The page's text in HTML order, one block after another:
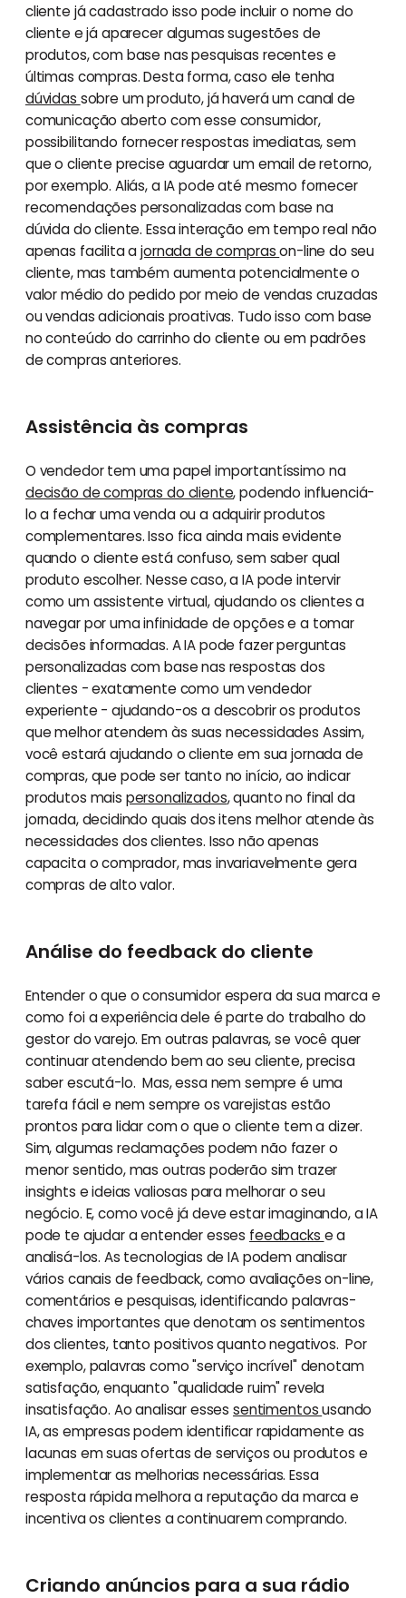
cliente já cadastrado isso pode incluir o nome do
cliente e já aparecer algumas sugestões de
produtos, com base nas pesquisas recentes e
últimas compras. Desta forma, caso ele tenha
dúvidas sobre um produto, já haverá um canal de
comunicação aberto com esse consumidor,
possibilitando fornecer respostas imediatas, sem
que o cliente precise aguardar um email de retorno,
por exemplo. Aliás, a IA pode até mesmo fornecer
recomendações personalizadas com base na
dúvida do cliente. Essa interação em tempo real não
apenas facilita ajornada de comprason-line do seu
cliente, mas também aumenta potencialmente o
valor médio do pedido por meio de vendas cruzadas
ou vendas adicionais proativas. Tudo isso com base
no conteúdo do carrinho do cliente ou em padrões
de compras anteriores.
Assistência às compras
O vendedor tem uma papel importantíssimo na
decisão de compras do cliente, podendo influenciá-
lo a fechar uma venda ou a adquirir produtos
complementares. Isso fica ainda mais evidente
quando o cliente está confuso, sem saber qual
produto escolher. Nesse caso, a IA pode intervir
como um assistente virtual, ajudando os clientes a
navegar por uma infinidade de opções e a tomar
decisões informadas. A IA pode fazer perguntas
personalizadas com base nas respostas dos
clientes - exatamente como um vendedor
experiente - ajudando-os a descobrir os produtos
que melhor atendem às suas necessidades Assim,
você estará ajudando o cliente em sua jornada de
compras, que pode ser tanto no início, ao indicar
produtos mais personalizados, quanto no final da
jornada, decidindo quais dos itens melhor atende às
necessidades dos clientes. Isso não apenas
capacita o comprador, mas invariavelmente gera
compras de alto valor.
Análise do feedback do cliente
Entender o que o consumidor espera da sua marca e
como foi a experiência dele é parte do trabalho do
gestor do varejo. Em outras palavras, se você quer
continuar atendendo bem ao seu cliente, precisa
saber escutá-lo. Mas, essa nem sempre é uma
tarefa fácil e nem sempre os varejistas estão
prontos para lidar com o que o cliente tem a dizer.
Sim, algumas reclamações podem não fazer o
menor sentido, mas outras poderão sim trazer
insights e ideias valiosas para melhorar o seu
negócio. E, como você já deve estar imaginando, a IA
pode te ajudar a entender esses feedbacks e a
analisá-los. As tecnologias de IA podem analisar
vários canais de feedback, como avaliações on-line,
comentários e pesquisas, identificando palavras-
chaves importantes que denotam os sentimentos
dos clientes, tanto positivos quanto negativos. Por
exemplo, palavras como "serviço incrível" denotam
satisfação, enquanto "qualidade ruim" revela
insatisfação. Ao analisar essessentimentosusando
IA, as empresas podem identificar rapidamente as
lacunas em suas ofertas de serviços ou produtos e
implementar as melhorias necessárias. Essa
resposta rápida melhora a reputação da marca e
incentiva os clientes a continuarem comprando.
Criando anúncios para a sua rádio